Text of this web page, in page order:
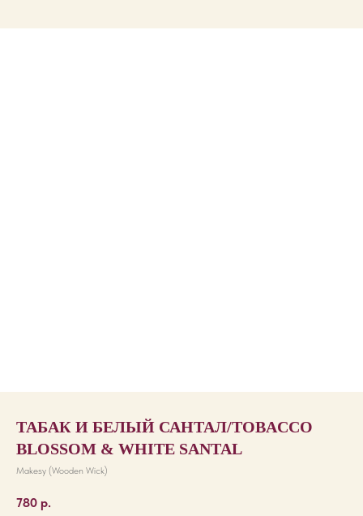
ТАБАК И БЕЛЫЙ САНТАЛ/TOBACCO
BLOSSOM & WHITE SANTAL
Makesy (Wooden Wick)
780 р.